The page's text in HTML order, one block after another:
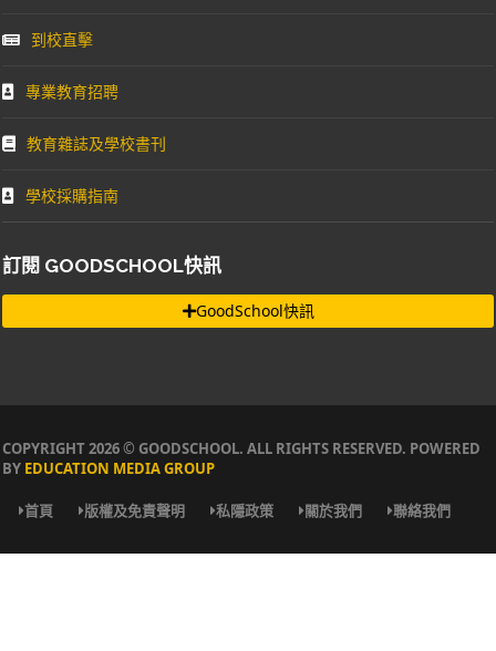
到校直擊
專業教育招聘
教育雜誌及學校書刊
學校採購指南
訂閱 GOODSCHOOL快訊
GoodSchool快訊
COPYRIGHT 2026 © GOODSCHOOL. ALL RIGHTS RESERVED. POWERED
BY EDUCATION MEDIA GROUP
首頁 版權及免責聲明 私隱政策 關於我們 聯絡我們